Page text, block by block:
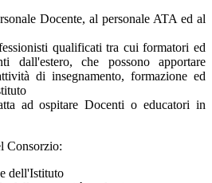
Docente, al personale ATA ed al
qualificati tra cui formatori ed
dall'estero, che possono apportare
di insegnamento, formazione ed
ad ospitare Docenti o educatori in
Consorzio:
dell'Istituto